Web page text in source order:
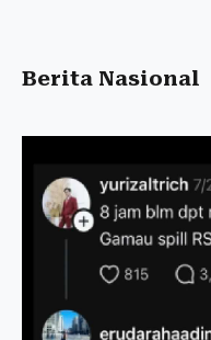
Berita Nasional